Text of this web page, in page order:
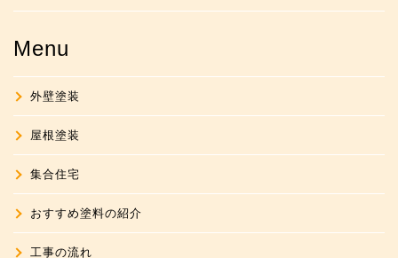
Menu
外壁塗装
屋根塗装
集合住宅
おすすめ塗料の紹介
工事の流れ